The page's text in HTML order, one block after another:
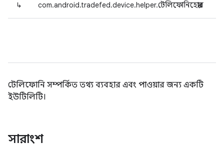
↳ com.android.tradefed.device.helper.টেলিফোনিহেল্পার
টেলিফোনি সম্পর্কিত তথ্য ব্যবহার এবং পাওয়ার জন্য একটি
ইউটিলিটি।
সারাংশ